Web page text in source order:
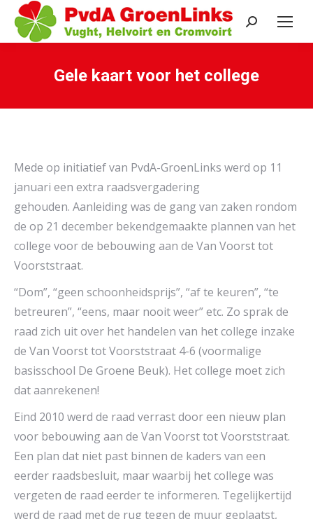
Search:
Gele kaart voor het college
Mede op initiatief van PvdA-GroenLinks werd op 11
januari een extra raadsvergadering
gehouden. Aanleiding was de gang van zaken rondom
de op 21 december bekendgemaakte plannen van het
college voor de bebouwing aan de Van Voorst tot
Voorststraat.
“Dom”, “geen schoonheidsprijs”, “af te keuren”, “te
betreuren”, “eens, maar nooit weer” etc. Zo sprak de
raad zich uit over het handelen van het college inzake
de Van Voorst tot Voorststraat 4-6 (voormalige
basisschool De Groene Beuk). Het college moet zich
dat aanrekenen!
Eind 2010 werd de raad verrast door een nieuw plan
voor bebouwing aan de Van Voorst tot Voorststraat.
Een plan dat niet past binnen de kaders van een
eerder raadsbesluit, maar waarbij het college was
vergeten de raad eerder te informeren. Tegelijkertijd
werd de raad met de rug tegen de muur geplaatst,